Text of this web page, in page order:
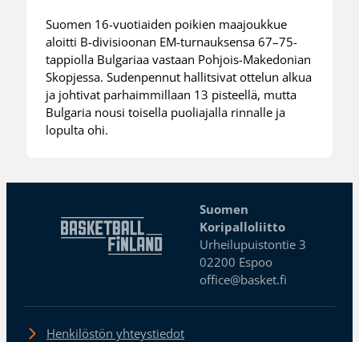
Suomen 16-vuotiaiden poikien maajoukkue
aloitti B-divisioonan EM-turnauksensa 67–75-
tappiolla Bulgariaa vastaan Pohjois-Makedonian
Skopjessa. Sudenpennut hallitsivat ottelun alkua
ja johtivat parhaimmillaan 13 pisteellä, mutta
Bulgaria nousi toisella puoliajalla rinnalle ja
lopulta ohi.
Suomen
Koripalloliitto
Urheilupuistontie 3
02200 Espoo
office@basket.fi
Henkilöstön yhteystiedot